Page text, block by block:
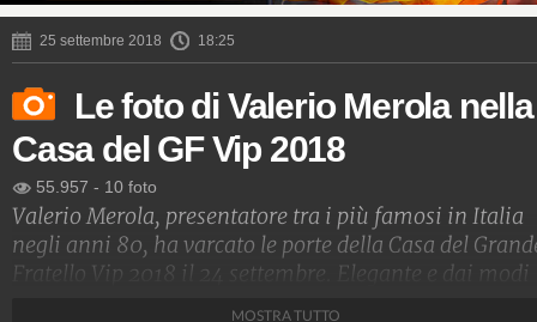
25 settembre 2018 18:25
Le foto di Valerio Merola nella
Casa del GF Vip 2018
55.957 - 10 foto
Valerio Merola, presentatore tra i più famosi in Italia
negli anni 80, ha varcato le porte della Casa del
Fratello Vip 2018 il 24 settembre. Elegante e dai modi
MOSTRA TUTTO